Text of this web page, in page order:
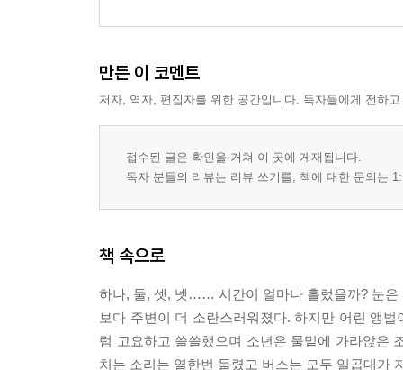
만든 이 코멘트
저자, 역자, 편집자를 위한 공간입니다. 독자들에게 전하
접수된 글은 확인을 거쳐 이 곳에 게재됩니다.
독자 분들의 리뷰는 리뷰 쓰기를, 책에 대한 문의는
책 속으로
하나, 둘, 셋, 넷…… 시간이 얼마나 흘렀을까? 눈은
보다 주변이 더 소란스러워졌다. 하지만 어린 앵
럼 고요하고 쓸쓸했으며 소년은 물밑에 가라앉은
치는 소리는 열한번 들렸고 버스는 모두 일곱대가